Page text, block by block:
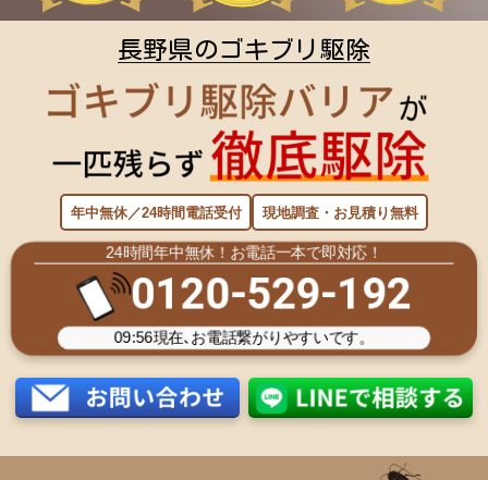
長野県のゴキブリ駆除
年中無休／24時間電話受付 現地調査・お見積り無料
24時間年中無休！お電話一本で即対応！
0120-529-192
09:56現在､お電話繋がりやすいです。